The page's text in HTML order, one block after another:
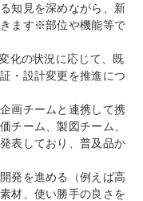
知見を深めながら、新
ます※部位や機能等で
化の状況に応じて、既
・設計変更を推進につ
画チームと連携して携
チーム、製図チーム、
表しており、普及品か
発を進める（例えば高
材、使い勝手の良さを